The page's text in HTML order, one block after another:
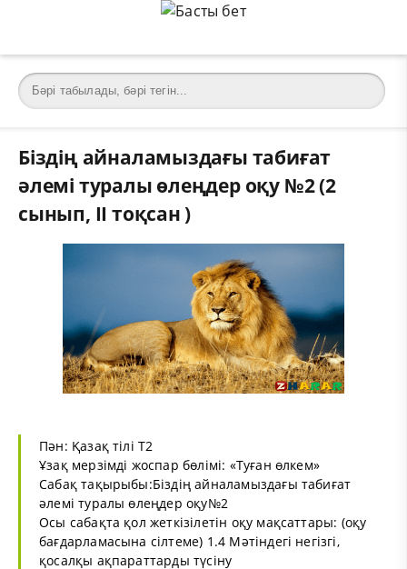
Біздің айналамыздағы табиғат
әлемі туралы өлеңдер оқу №2 (2
сынып, II тоқсан )
Пән: Қазақ тілі Т2
Ұзақ мерзімді жоспар бөлімі: «Туған өлкем»
Сабақ тақырыбы:Біздің айналамыздағы табиғат
әлемі туралы өлеңдер оқу№2
Осы сабақта қол жеткізілетін оқу мақсаттары: (оқу
бағдарламасына сілтеме) 1.4 Мәтіндегі негізгі,
қосалқы ақпараттарды түсіну